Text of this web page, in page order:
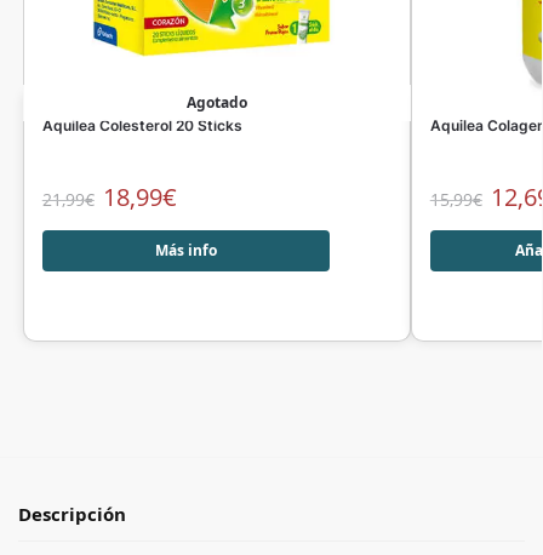
Agotado
Aquilea Colesterol 20 Sticks
21,99€ 18,99€
Más info
Aquilea
15,99€
Descripción